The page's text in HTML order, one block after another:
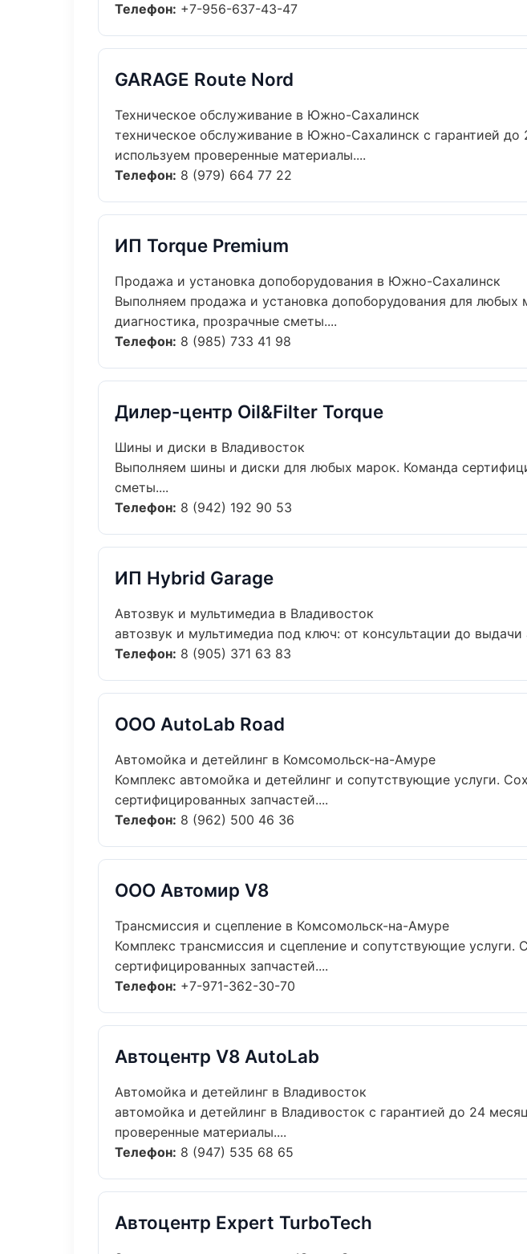
Телефон: +7-956-637-43-47
GARAGE Route Nord
Техническое обслуживание в Южно-Сахалинск
техническое обслуживание в Южно-Сахалинск с гарантией
используем проверенные материалы....
Телефон: 8 (979) 664 77 22
ИП Torque Premium
Продажа и установка допоборудования в Южно-Сахалинск
Выполняем продажа и установка допоборудования для
диагностика, прозрачные сметы....
Телефон: 8 (985) 733 41 98
Дилер-центр Oil&Filter Torque
Шины и диски в Владивосток
Выполняем шины и диски для любых марок. Команда
сметы....
Телефон: 8 (942) 192 90 53
ИП Hybrid Garage
Автозвук и мультимедиа в Владивосток
автозвук и мультимедиа под ключ: от консультации до
Телефон: 8 (905) 371 63 83
ООО AutoLab Road
Автомойка и детейлинг в Комсомольск-на-Амуре
Комплекс автомойка и детейлинг и сопутствующие услуги.
сертифицированных запчастей....
Телефон: 8 (962) 500 46 36
ООО Автомир V8
Трансмиссия и сцепление в Комсомольск-на-Амуре
Комплекс трансмиссия и сцепление и сопутствующие
сертифицированных запчастей....
Телефон: +7-971-362-30-70
Автоцентр V8 AutoLab
Автомойка и детейлинг в Владивосток
автомойка и детейлинг в Владивосток с гарантией до 24
проверенные материалы....
Телефон: 8 (947) 535 68 65
Автоцентр Expert TurboTech